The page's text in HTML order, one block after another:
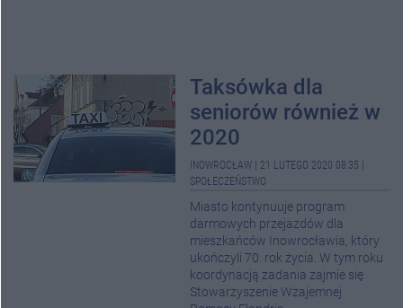
Taksówka dla
seniorów również w
2020
INOWROCŁAW 21 LUTEGO 2020 08:35
SPOŁECZEŃSTWO
Miasto kontynuuje program
darmowych przejazdów dla
mieszkańców Inowrocławia, który
ukończyli 70. rok życia. W tym roku
koordynacją zadania zajmie się
Stowarzyszenie Wzajemnej